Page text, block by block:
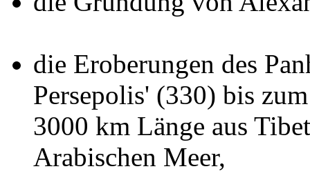
die Eroberungen des
Persepolis' (330) bis
3000 km Länge aus
Arabischen Meer,